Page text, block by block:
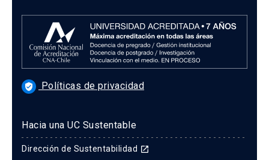
verified_user Políticas de privacidad
Hacia una UC Sustentable
Dirección de Sustentabilidad launch